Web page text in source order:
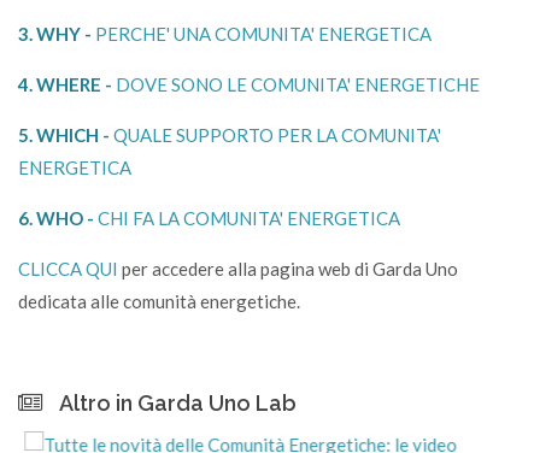
3. WHY - PERCHE' UNA COMUNITA' ENERGETICA
4. WHERE - DOVE SONO LE COMUNITA' ENERGETICHE
5. WHICH - QUALE SUPPORTO PER LA COMUNITA'
ENERGETICA
6. WHO - CHI FA LA COMUNITA' ENERGETICA
CLICCA QUI per accedere alla pagina web di Garda Uno
dedicata alle comunità energetiche.
Altro in Garda Uno Lab